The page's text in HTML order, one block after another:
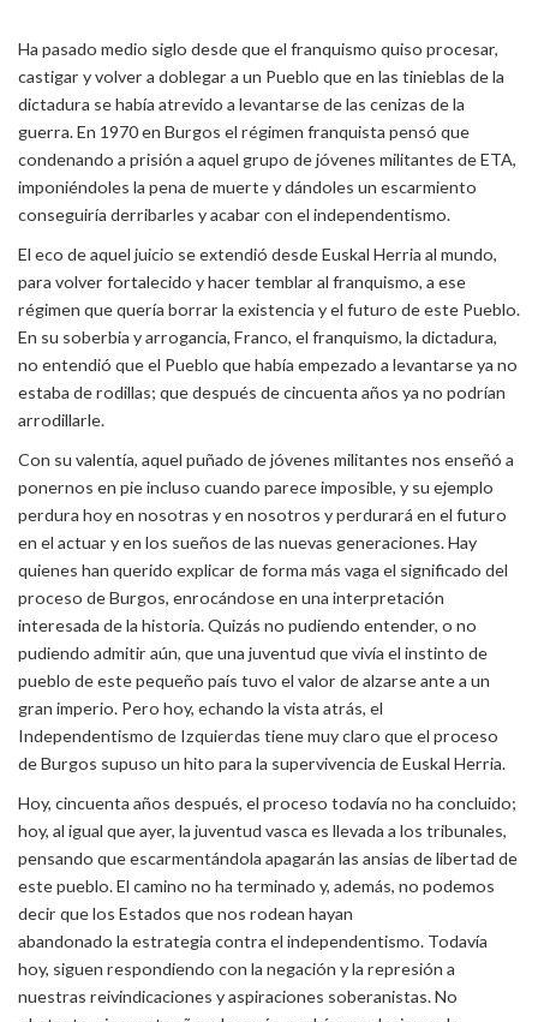
Ha pasado medio siglo desde que el franquismo quiso procesar,
castigar y volver a doblegar a un Pueblo que en las tinieblas de la
dictadura se había atrevido a levantarse de las cenizas de la
guerra. En 1970 en Burgos el régimen franquista pensó que
condenando a prisión a aquel grupo de jóvenes militantes de ETA,
imponiéndoles la pena de muerte y dándoles un escarmiento
conseguiría derribarles y acabar con el independentismo.
El eco de aquel juicio se extendió desde Euskal Herria al mundo,
para volver fortalecido y hacer temblar al franquismo, a ese
régimen que quería borrar la existencia y el futuro de este Pueblo.
En su soberbia y arrogancia, Franco, el franquismo, la dictadura,
no entendió que el Pueblo que había empezado a levantarse ya no
estaba de rodillas; que después de cincuenta años ya no podrían
arrodillarle.
Con su valentía, aquel puñado de jóvenes militantes nos enseñó a
ponernos en pie incluso cuando parece imposible, y su ejemplo
perdura hoy en nosotras y en nosotros y perdurará en el futuro
en el actuar y en los sueños de las nuevas generaciones. Hay
quienes han querido explicar de forma más vaga el significado del
proceso de Burgos, enrocándose en una interpretación
interesada de la historia. Quizás no pudiendo entender, o no
pudiendo admitir aún, que una juventud que vivía el instinto de
pueblo de este pequeño país tuvo el valor de alzarse ante a un
gran imperio. Pero hoy, echando la vista atrás, el
Independentismo de Izquierdas tiene muy claro que el proceso
de Burgos supuso un hito para la supervivencia de Euskal Herria.
Hoy, cincuenta años después, el proceso todavía no ha concluido;
hoy, al igual que ayer, la juventud vasca es llevada a los tribunales,
pensando que escarmentándola apagarán las ansias de libertad de
este pueblo. El camino no ha terminado y, además, no podemos
decir que los Estados que nos rodean hayan
abandonado la estrategia contra el independentismo. Todavía
hoy, siguen respondiendo con la negación y la represión a
nuestras reivindicaciones y aspiraciones soberanistas. No